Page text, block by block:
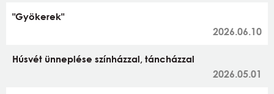
"Gyökerek"
2026.06.10
Húsvét ünneplése színházzal, táncházzal
2026.05.01